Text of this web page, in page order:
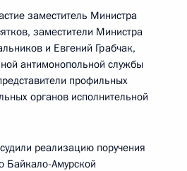
заместитель Министра
заместители Министра
и Евгений Грабчак,
антимонопольной службы
профильных
органов исполнительной
реализацию поручения
Байкало-Амурской